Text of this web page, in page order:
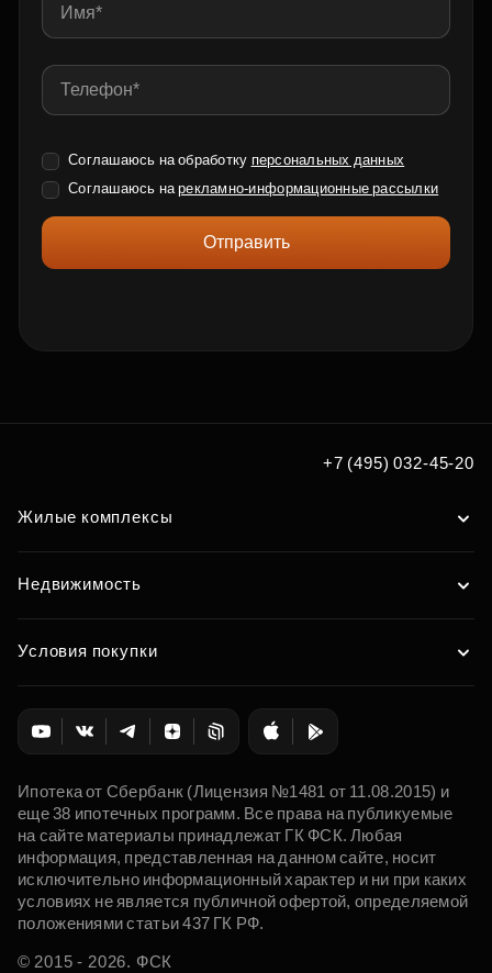
Соглашаюсь на обработку персональных данных
Соглашаюсь нарекламно-информационные рассылки
Отправить
+7 (495) 032-45-20
Жилые комплексы
Недвижимость
Условия покупки
Ипотека от Сбербанк (Лицензия №1481 от 11.08.2015) и
еще 38 ипотечных программ. Все права на публикуемые
на сайте материалы принадлежат ГК ФСК. Любая
информация, представленная на данном сайте, носит
исключительно информационный характер и ни при каких
условиях не является публичной офертой, определяемой
положениями статьи 437 ГК РФ.
© 2015 - 2026. ФСК